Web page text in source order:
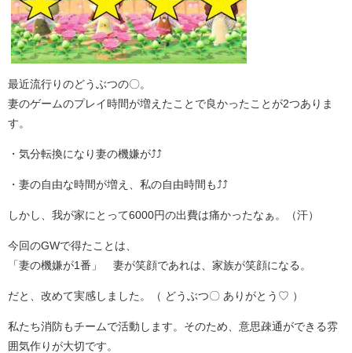
最近流行りのどうぶつの〇。
妻のゲームのプレイ時間が増えたことで良かったことが2つありま
す。
・気分転換になり妻の機嫌が⤴⤴
・妻の自由な時間が増え、私の自由時間も⤴⤴
しかし、我が家にとって6000円の出費は痛かったなぁ。（汗）
今回のGWで得たことは、
「妻の機嫌が1番」 妻が笑顔であれは、家族が笑顔になる。
だと、改めて実感しました。（ どうぶつ〇 ありがとう♡ ）
私たち消防もチームで活動します。そのため、意思疎通ができる雰
囲気作りが大切です。